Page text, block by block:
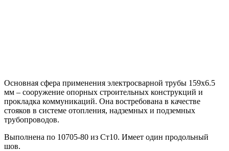
Основная сфера применения электросварной трубы 159х6.5
мм – сооружение опорных строительных конструкций и
прокладка коммуникаций. Она востребована в качестве
стояков в системе отопления, надземных и подземных
трубопроводов.
Выполнена по 10705-80 из Ст10. Имеет один продольный
шов.